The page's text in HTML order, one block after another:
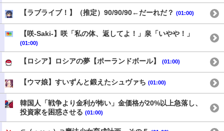
【ラブライブ！】（推定）90/90/90←だーれだ？ (01:00)
【咲-Saki-】咲「私の体、返してよ！」泉「いやや！」
(01:00)
【ロシア】ロシアの夢【ポーランドボール】 (01:00)
【ウマ娘】すいずんと鍛えたシュヴァち (01:00)
韓国人「戦争より金利が怖い」金価格が20%以上急落し、
投資家を困惑させる (01:00)